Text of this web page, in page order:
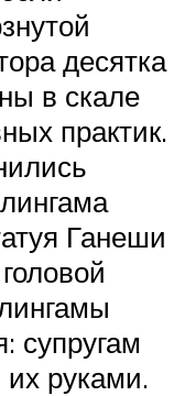
десятка
в скале
практик.
Ганеши
супругам
их руками.